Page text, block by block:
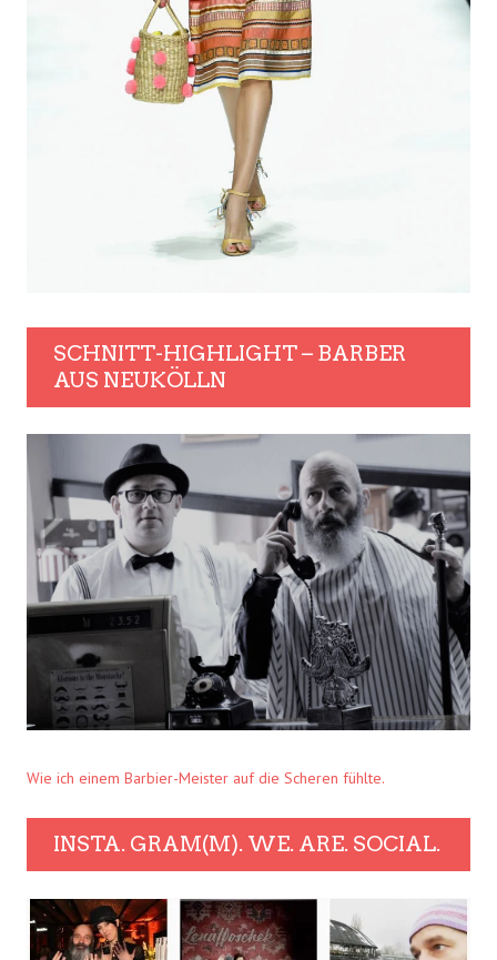
SCHNITT-HIGHLIGHT – BARBER
AUS NEUKÖLLN
Wie ich einem Barbier-Meister auf die Scheren fühlte.
INSTA. GRAM(M). WE. ARE. SOCIAL.